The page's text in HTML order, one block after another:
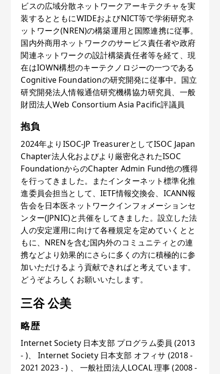
ビスの広域分散ネットワークアーキテクチャを実
装するとともにWIDEおよびNICT等で学術研究ネ
ットワーク(NREN)の構築運用と国際連携に従事。
国内外商用ネットワークのサービス責任者や政府
関連ネットワークの設計構築責任者等を経て、現
在はIOWN構想のキーテクノロジーの一つである
Cognitive Foundationの研究開発に従事中。国立
研究開発法人情報通信研究機構協力研究員、一般
財団法人Web Consortium Asia Pacific評議員
抱負
2024年よりISOC-JP TreasurerとしてISOC Japan
Chapter法人化およびより厳密化されたISOC
FoundationからのChapter Admin Fund他の獲得
を行ってきました。またインターネット標準化推
進委員会担当として、IETF情報交換会、ICANN報
告会を日本医ネットワークインフォメーションセ
ンター(JPNIC)と共催をしてきました。設立した法
人の安定運用に向けて各種規定を定めていくとと
もに、NRENを含む国内外のコミュニティとの連
携などより効果的にさらに多くの方に積極的に参
加いただけるよう貢献できればと考えています。
どうぞよろしくお願いいたします。
三谷 公美
略歴
Internet Society 日本支部 プログラム委員 (2013
- )、 Internet Society 日本支部 オフィサ (2018 -
2021 2023 - ) 、 一般社団法人LOCAL 理事 (2008 -